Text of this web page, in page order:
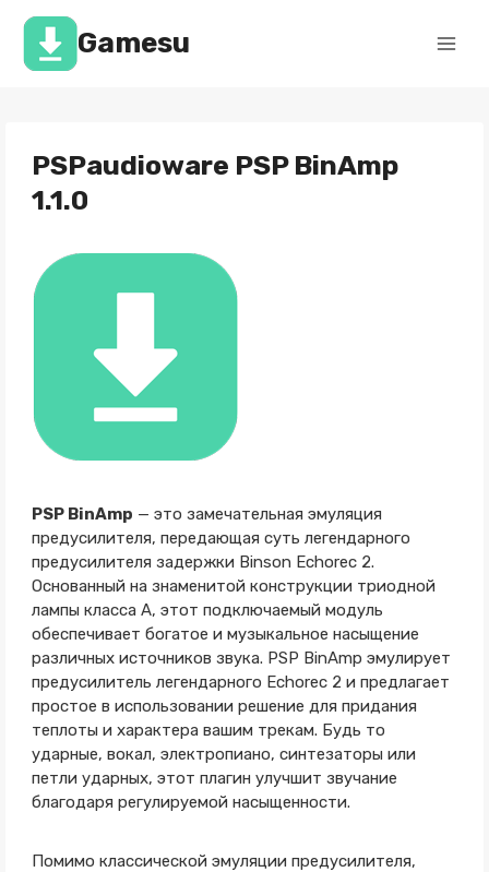
Перейти
содержимомуGamesu
PSPaudioware PSP BinAmp
1.1.0
PSP BinAmp — это замечательная эмуляция
предусилителя, передающая суть легендарного
предусилителя задержки Binson Echorec 2.
Основанный на знаменитой конструкции триодной
лампы класса А, этот подключаемый модуль
обеспечивает богатое и музыкальное насыщение
различных источников звука. PSP BinAmp эмулирует
предусилитель легендарного Echorec 2 и предлагает
простое в использовании решение для придания
теплоты и характера вашим трекам. Будь то
ударные, вокал, электропиано, синтезаторы или
петли ударных, этот плагин улучшит звучание
благодаря регулируемой насыщенности.
Помимо классической эмуляции предусилителя,